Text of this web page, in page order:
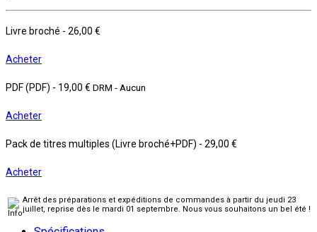
Livre broché - 26,00 €
Acheter
PDF (PDF) - 19,00 € DRM - Aucun
Acheter
Pack de titres multiples (Livre broché+PDF) - 29,00 €
Acheter
Arrêt des préparations et expéditions de commandes à partir du jeudi 23
juillet, reprise dès le mardi 01 septembre. Nous vous souhaitons un bel été !